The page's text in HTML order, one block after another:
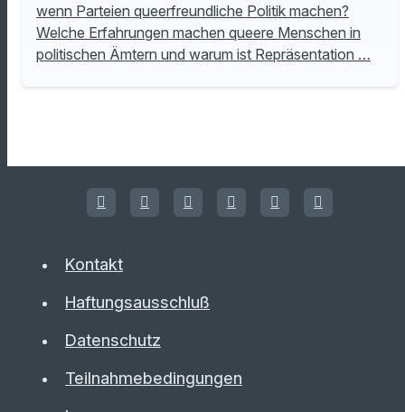
wenn Parteien queerfreundliche Politik machen?
Welche Erfahrungen machen queere Menschen in
politischen Ämtern und warum ist Repräsentation …
Kontakt
Haftungsausschluß
Datenschutz
Teilnahmebedingungen